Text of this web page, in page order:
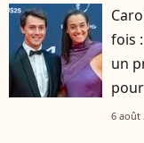
fois
un
6 août